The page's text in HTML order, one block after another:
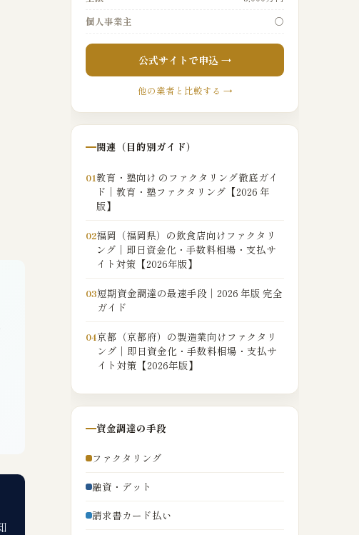
個人事業主
○
公式サイトで申込 →
他の業者と比較する →
関連（目的別ガイド）
01教育・塾向け のファクタリング徹底ガイ
ド｜教育・塾ファクタリング【2026 年
版】
02福岡（福岡県）の飲食店向けファクタリ
ング｜即日資金化・手数料相場・支払サ
イト対策【2026年版】
03短期資金調達の最速手段｜2026 年版 完全
ガイド
04京都（京都府）の製造業向けファクタリ
ング｜即日資金化・手数料相場・支払サ
イト対策【2026年版】
資金調達の手段
ファクタリング
融資・デット
請求書カード払い